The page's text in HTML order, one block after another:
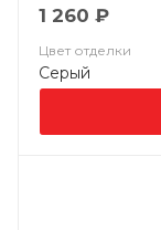
1 260 ₽
Цвет отделки
Серый